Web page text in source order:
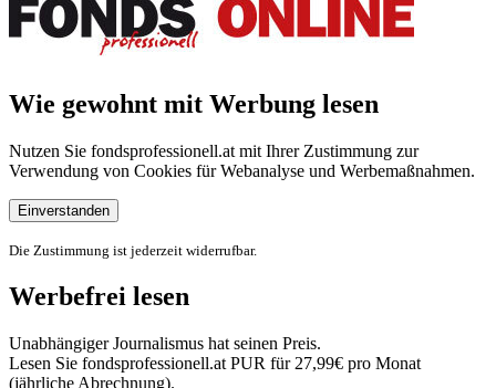
Wie gewohnt mit Werbung lesen
Nutzen Sie fondsprofessionell.at mit Ihrer Zustimmung zur
Verwendung von Cookies für Webanalyse und Werbemaßnahmen.
Einverstanden
Die Zustimmung ist jederzeit widerrufbar.
Werbefrei lesen
Unabhängiger Journalismus hat seinen Preis.
Lesen Sie fondsprofessionell.at PUR für 27,99€ pro Monat
(jährliche Abrechnung).